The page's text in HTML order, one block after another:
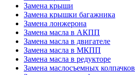
Замена крыши
Замена крышки багажника
Замена лонжерона
Замена масла в АКПП
Замена масла в двигателе
Замена масла в МКПП
Замена масла в редукторе
Замена маслосъемных колпачков